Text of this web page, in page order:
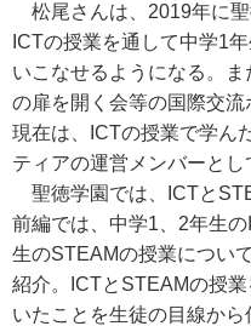
松尾さんは、2019年に聖
ICTの授業を通して中学1
いこなせるようになる。
の扉を開く会等の国際交流
現在は、ICTの授業で学ん
ティアの運営メンバーとし
聖徳学園では、ICTと
前編では、中学1、2年生
生のSTEAMの授業につい
紹介。ICTとSTEAMの授
いたことを生徒の目線から